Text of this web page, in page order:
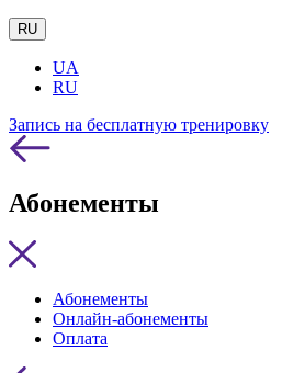
RU
UA
RU
Запись на бесплатную тренировку
Абонементы
Абонементы
Онлайн-абонементы
Оплата